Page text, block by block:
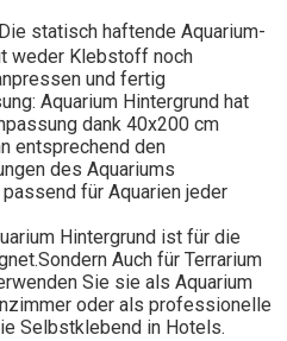
statisch haftende Aquarium-
weder Klebstoff noch
und fertig
Aquarium Hintergrund hat
dank 40x200 cm
entsprechend den
des Aquariums
für Aquarien jeder
Hintergrund ist für die
Auch für Terrarium
Sie sie als Aquarium
oder als professionelle
Selbstklebend in Hotels.